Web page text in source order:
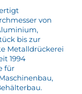
von
bis zur
Metalldrückerei
1994
für